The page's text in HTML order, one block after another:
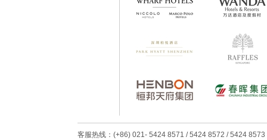
客服热线：(+86) 021- 5424 8571 / 5424 8572 / 5424 8573